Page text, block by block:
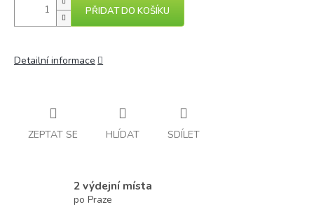
PŘIDAT DO KOŠÍKU
Detailní informace
ZEPTAT SE HLÍDAT SDÍLET
2 výdejní místa
po Praze